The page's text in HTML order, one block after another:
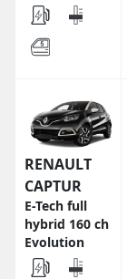
RENAULT
CAPTUR
E-Tech full
hybrid 160 ch
Evolution